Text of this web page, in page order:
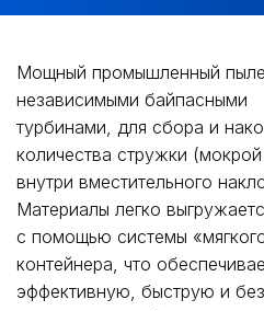
Мощный промышленный
независимыми байпасными
турбинами, для сбора и
количества стружки
внутри вместительного
Материалы легко
с помощью системы
контейнера, что
эффективную, быструю и